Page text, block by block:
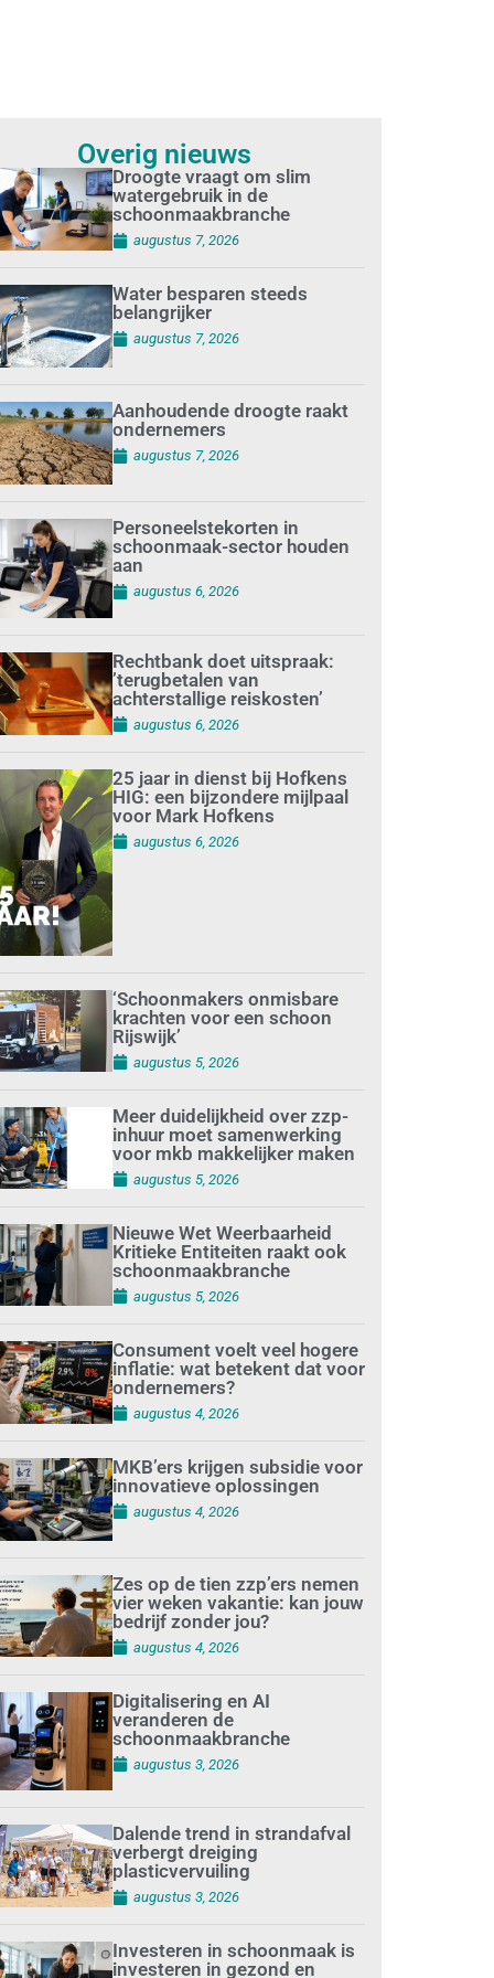
Overig nieuws
Droogte vraagt om slim
watergebruik in de
schoonmaakbranche
augustus 7, 2026
Water besparen steeds
belangrijker
augustus 7, 2026
Aanhoudende droogte raakt
ondernemers
augustus 7, 2026
Personeelstekorten in
schoonmaak-sector houden
aan
augustus 6, 2026
Rechtbank doet uitspraak:
’terugbetalen van
achterstallige reiskosten’
augustus 6, 2026
25 jaar in dienst bij Hofkens
HIG: een bijzondere mijlpaal
voor Mark Hofkens
augustus 6, 2026
‘Schoonmakers onmisbare
krachten voor een schoon
Rijswijk’
augustus 5, 2026
Meer duidelijkheid over zzp-
inhuur moet samenwerking
voor mkb makkelijker maken
augustus 5, 2026
Nieuwe Wet Weerbaarheid
Kritieke Entiteiten raakt ook
schoonmaakbranche
augustus 5, 2026
Consument voelt veel hogere
inflatie: wat betekent dat voor
ondernemers?
augustus 4, 2026
MKB’ers krijgen subsidie voor
innovatieve oplossingen
augustus 4, 2026
Zes op de tien zzp’ers nemen
vier weken vakantie: kan jouw
bedrijf zonder jou?
augustus 4, 2026
Digitalisering en AI
veranderen de
schoonmaakbranche
augustus 3, 2026
Dalende trend in strandafval
verbergt dreiging
plasticvervuiling
augustus 3, 2026
Investeren in schoonmaak is
investeren in gezond en